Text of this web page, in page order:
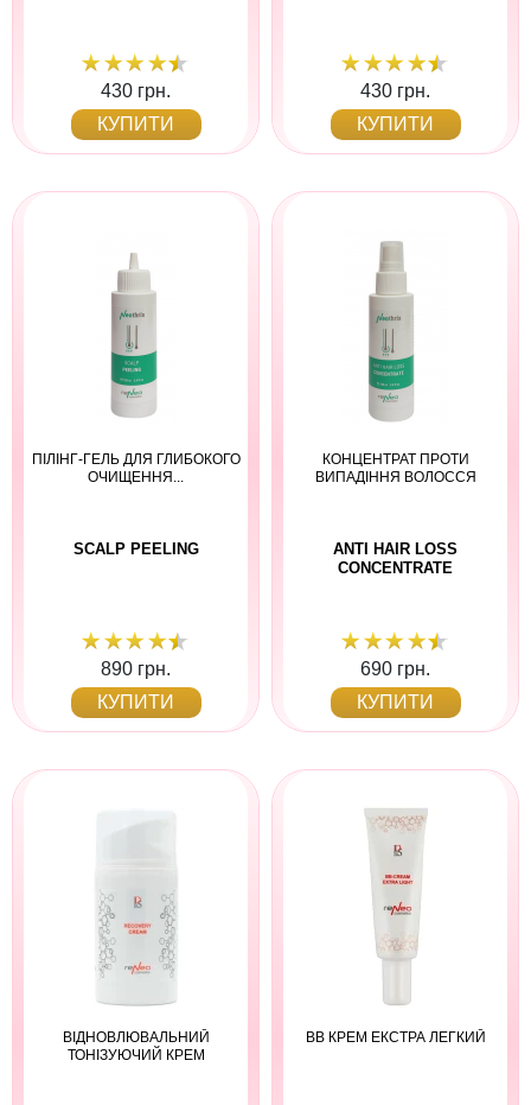
430 грн.
КУПИТИ
430 грн.
КУПИТИ
ПІЛІНГ-ГЕЛЬ ДЛЯ ГЛИБОКОГО
ОЧИЩЕННЯ...
SCALP PEELING
890 грн.
КУПИТИ
КОНЦЕНТРАТ ПРОТИ
ВИПАДІННЯ ВОЛОССЯ
ANTI HAIR LOSS
CONCENTRATE
690 грн.
КУПИТИ
ВІДНОВЛЮВАЛЬНИЙ
ТОНІЗУЮЧИЙ КРЕМ
BB КРЕМ ЕКСТРА ЛЕГКИЙ